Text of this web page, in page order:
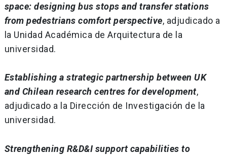
space: designing bus stops and transfer stations
from pedestrians comfort perspective, adjudicado a
la Unidad Académica de Arquitectura de la
universidad.
Establishing a strategic partnership between UK
and Chilean research centres for development,
adjudicado a la Dirección de Investigación de la
universidad.
Strengthening R&D&I support capabilities to